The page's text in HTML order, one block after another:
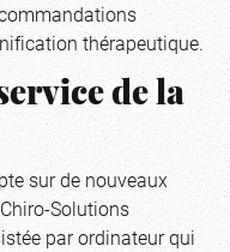
thérapeutique.
de la
sur de nouveaux
Solutions
par ordinateur qui